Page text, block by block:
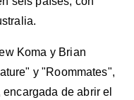
Koma y Brian
y "Roommates",
de abrir el